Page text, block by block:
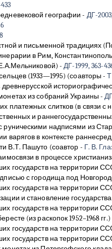
географии- ДГ-
и письменной традициях
в Рим,
- ДГ-1999, 363-
(1933—1995) (соавторы -
из собраний Украины-
платежных слитков (в связи с
и
руническими надписями из
варягов в контексте
В.Т. Пашуто (соавтор - Г. В.
в процессе
государств на территории
с городища под
государств на территории
и становление
государств на территории
(из раскопок 1952–1968 гг.)
государств на территории
государств на территории